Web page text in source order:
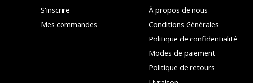
S'inscrire
Mes commandes
À propos de nous
Conditions Générales
Politique de confidentialité
Modes de paiement
Politique de retours